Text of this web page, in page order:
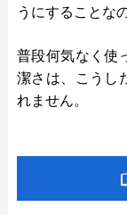
うにすることな
普段何気なく使
潔さは、こうし
れません。